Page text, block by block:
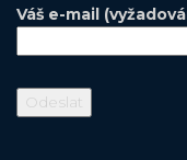
Váš e-mail